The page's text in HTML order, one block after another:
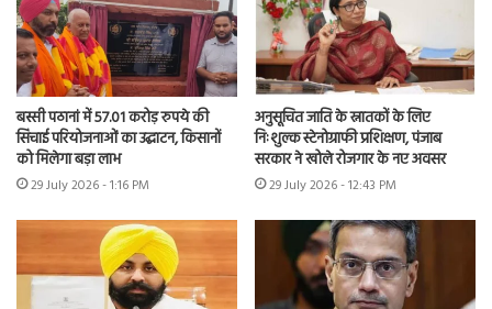
बस्सी पठानां में 57.01 करोड़ रुपये की
सिंचाई परियोजनाओं का उद्घाटन, किसानों
को मिलेगा बड़ा लाभ
29 July 2026 - 1:16 PM
अनुसूचित जाति के स्नातकों के लिए
निःशुल्क स्टेनोग्राफी प्रशिक्षण, पंजाब
सरकार ने खोले रोजगार के नए अवसर
29 July 2026 - 12:43 PM